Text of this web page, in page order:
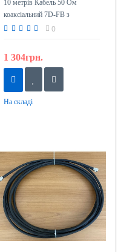
10 метрів Кабель 50 Ом
коаксіальний 7D-FB з
роз'ємами N-тип (тато)
0
1 304грн.
На складі